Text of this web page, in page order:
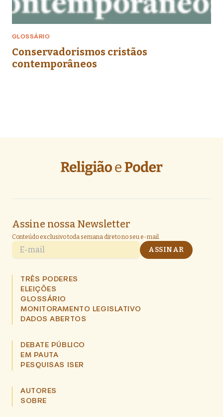
GLOSSÁRIO
Conservadorismos cristãos
contemporâneos
Assine nossa Newsletter
Conteúdo exclusivo toda semana direto no seu e-mail.
E-mail ASSINAR
TRÊS PODERES
ELEIÇÕES
GLOSSÁRIO
MONITORAMENTO LEGISLATIVO
DADOS ABERTOS
DEBATE PÚBLICO
EM PAUTA
PESQUISAS ISER
AUTORES
SOBRE